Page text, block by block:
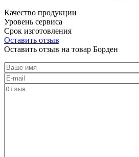
Качество продукции
Уровень сервиса
Срок изготовления
Оставить отзыв
Оставить отзыв на товар Борден